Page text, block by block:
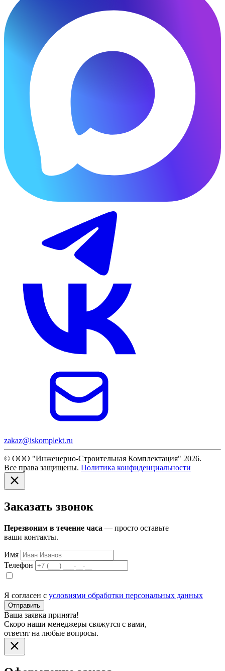
zakaz@iskomplekt.ru
© ООО "Инженерно-Строительная Комплектация" 2026.
Все права защищены. Политика конфиденциальности
Заказать звонок
Перезвоним в течение часа — просто оставьте
ваши контакты.
Имя
Телефон
Я согласен с условиями обработки персональных данных
Отправить
Ваша заявка принята!
Скоро наши менеджеры свяжутся с вами,
ответят на любые вопросы.